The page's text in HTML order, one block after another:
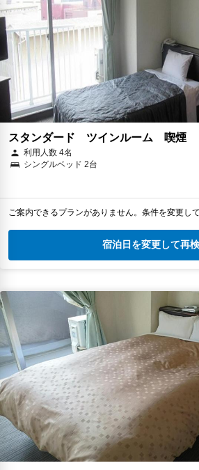
スタンダード ツインルーム 喫煙
利用人数 4名
シングルベッド 2台
ご案内できるプランがありません。条件を変更し
宿泊日を変更して再